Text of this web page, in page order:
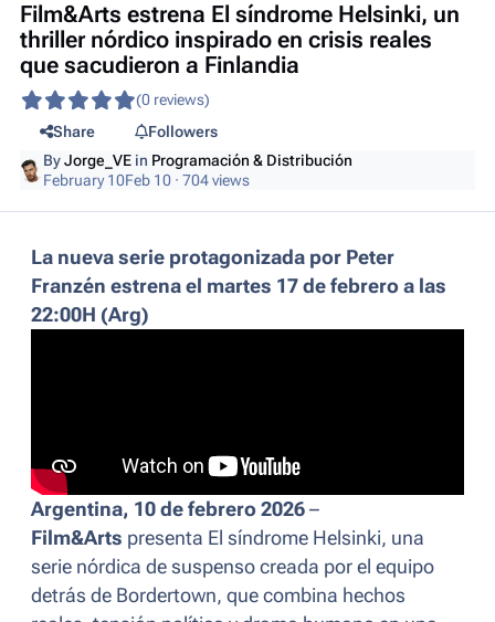
Film&Arts estrena El síndrome Helsinki, un
thriller nórdico inspirado en crisis reales
que sacudieron a Finlandia
(0 reviews)
Share
Followers
ByJorge_VE in Programación & Distribución
February 10Feb 10 · 704 views
La nueva serie protagonizada por Peter
Franzén estrena el martes 17 de febrero a las
22:00H (Arg)
Argentina, 10 de febrero 2026 –
Film&Arts presenta El síndrome Helsinki, una
serie nórdica de suspenso creada por el equipo
detrás de Bordertown, que combina hechos